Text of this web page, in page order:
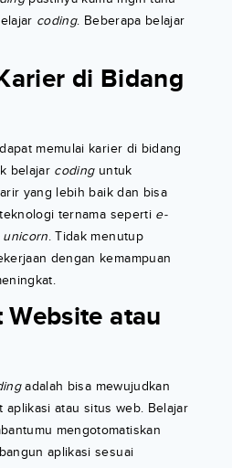
coding. Beberapa belajar
di Bidang
memulai karier di bidang
belajar codinguntuk
yang lebih baik dan bisa
ternama sepertie-
. Tidak menutup
dengan kemampuan
atau
adalah bisa mewujudkan
aplikasi atau situs web. Belajar
mengotomatiskan
aplikasi sesuai